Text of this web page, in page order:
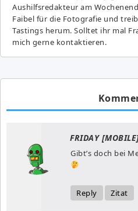
Aushilfsredakteur am
Faibel für die Fotografie und
Tastings herum. Solltet ihr mal
mich gerne kontaktieren.
FRIDAY
Gibt’s doch bei
Reply Zitat